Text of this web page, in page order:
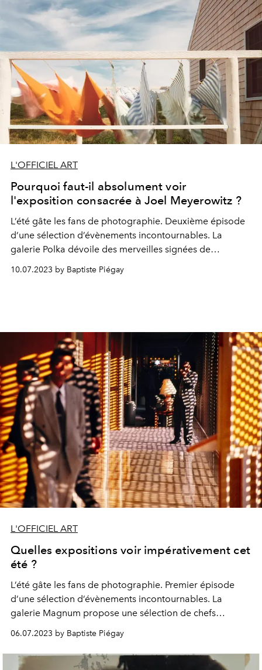
L'OFFICIEL ART
Pourquoi faut-il absolument voir
l'exposition consacrée à Joel Meyerowitz ?
L’été gâte les fans de photographie. Deuxième épisode
d’une sélection d’évènements incontournables. La
galerie Polka dévoile des merveilles signées de
l’immense Joel Meyerowitz.
10.07.2023 by Baptiste Piégay
L'OFFICIEL ART
Quelles expositions voir impérativement cet
été ?
L’été gâte les fans de photographie. Premier épisode
d’une sélection d’évènements incontournables. La
galerie Magnum propose une sélection de chefs
d’œuvre en couleurs. Renversante.
06.07.2023 by Baptiste Piégay